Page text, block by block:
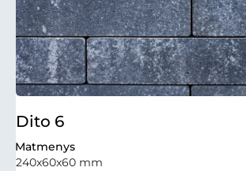
Dito 6
Matmenys
240x60x60 mm